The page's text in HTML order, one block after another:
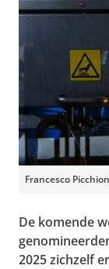
Francesco
De komende
2025 zichzelf